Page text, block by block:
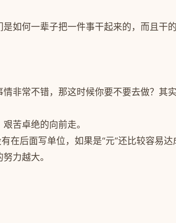
如何一辈子把一件事干起来的，而且干
非常不错，那这时候你要不要去做？其
苦卓绝的向前走。
在后面写单位，如果是“元”还比较容易达
力越大。